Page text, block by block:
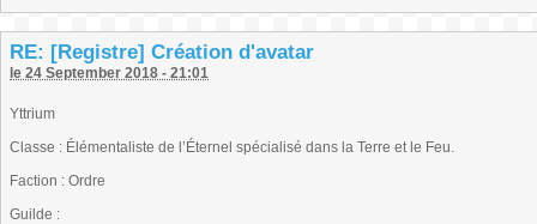
RE: [Registre] Création d'avatar
le 24 September 2018 - 21:01
Yttrium
Classe : Élémentaliste de l’Éternel spécialisé dans la Terre et le Feu.
Faction : Ordre
Guilde :